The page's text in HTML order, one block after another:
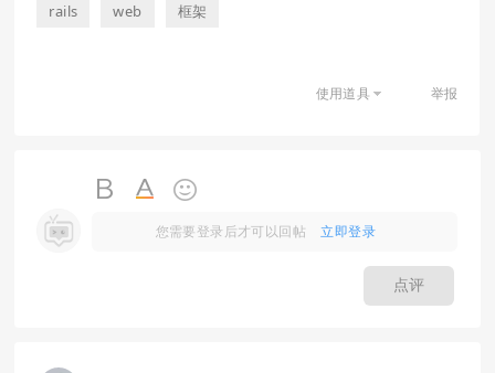
rails web 框架
使用道具 举报
您需要登录后才可以回帖 立即登录
点评